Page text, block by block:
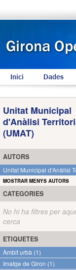
Inici Dades
Unitat Municipal
d'Anàlisi
(UMAT)
AUTORS
Unitat Municipal d'Anàlisi
MOSTRAR MENYS AUTORS
CATEGORIES
No hi ha filtres per
cerca
ETIQUETES
Àmbit urbà (1)
Imatge de Giron (1)